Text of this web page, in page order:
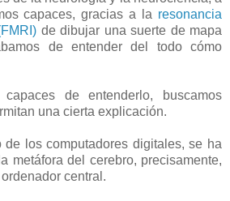
capaces, gracias a la resonancia
de dibujar una suerte de mapa
de entender del todo cómo
de entenderlo, buscamos
una cierta explicación.
de los computadores digitales, se ha
metáfora del cerebro, precisamente,
central.